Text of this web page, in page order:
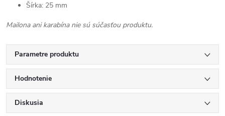
Šírka: 25 mm
Mailona ani karabína nie sú súčasťou produktu.
Parametre produktu
Hodnotenie
Diskusia